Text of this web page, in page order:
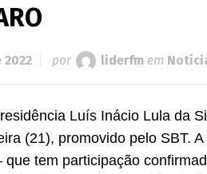
por liderfm em
Luís Inácio Lula da
(21), promovido pelo SBT.
que tem participação